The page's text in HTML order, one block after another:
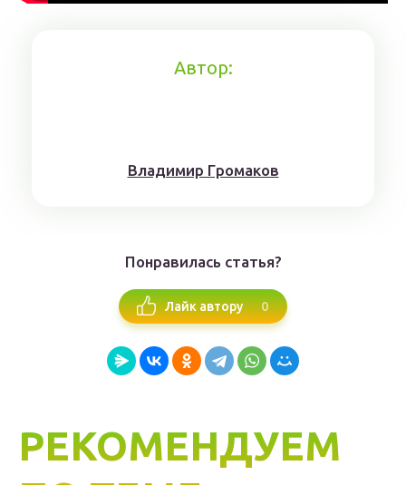
Автор:
Влaдимиp Гpoмaкoв
Понравилась статья?
Лайк автору 0
РЕКОМЕНДУЕМ